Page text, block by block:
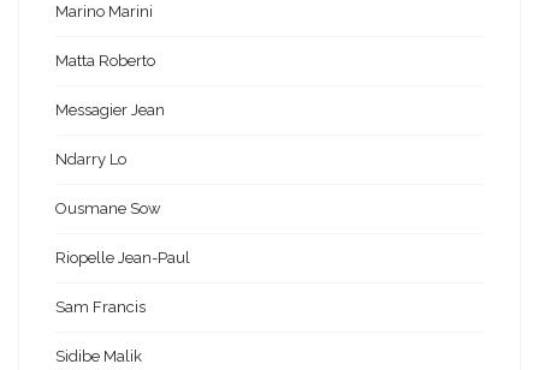
Marino Marini
Matta Roberto
Messagier Jean
Ndarry Lo
Ousmane Sow
Riopelle Jean-Paul
Sam Francis
Sidibe Malik